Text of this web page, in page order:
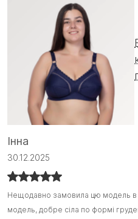
Інна
30.12.2025
Нещодавно замовила цю модель в
модель, добре сіла по формі
Нещодавно замовила цю модель в
модель, добре сіла по формі